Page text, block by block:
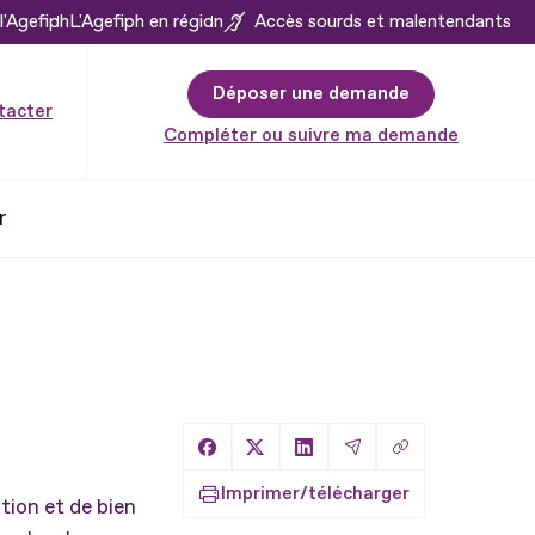
L'Agefiph en région Accès sourds et malentendants
Déposer une demande
Compléter ou suivre ma demande
et de bien
Partager sur Facebook
Partager sur X
Partager sur LinkedIn
Partager par Email
Copier le lien
Imprimer/télécharger